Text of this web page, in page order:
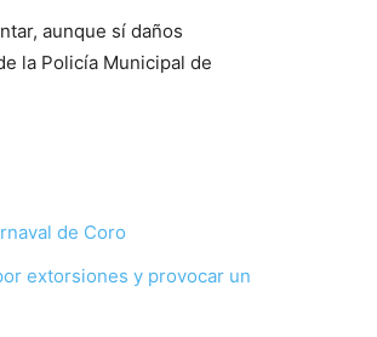
aunque sí daños
la Policía Municipal de
de Coro
extorsiones y provocar un